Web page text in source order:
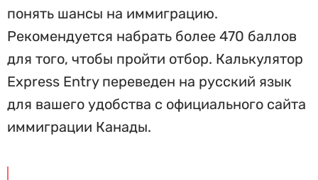
понять шансы на иммиграцию.
Рекомендуется набрать более 470 баллов
для того, чтобы пройти отбор. Калькулятор
Express Entry переведен на русский язык
для вашего удобства с официального сайта
иммиграции Канады.